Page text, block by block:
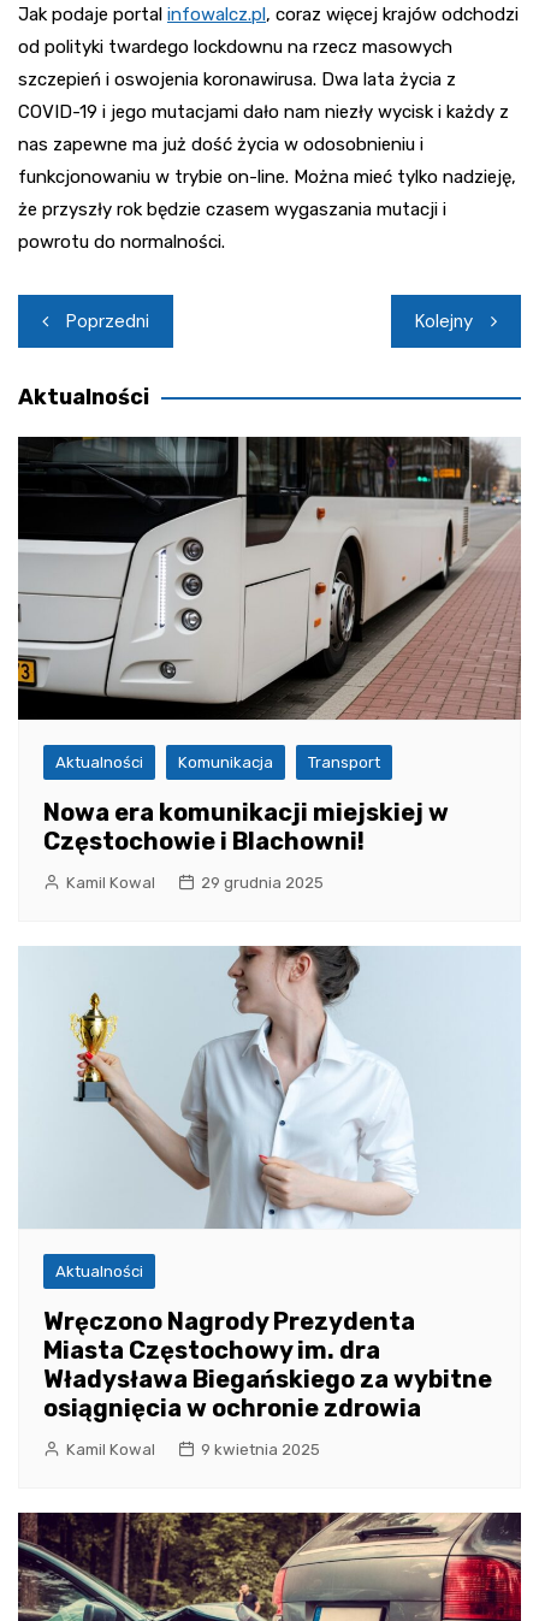
Jak podaje portal infowalcz.pl, coraz więcej krajów odchodzi
od polityki twardego lockdownu na rzecz masowych
szczepień i oswojenia koronawirusa. Dwa lata życia z
COVID-19 i jego mutacjami dało nam niezły wycisk i każdy z
nas zapewne ma już dość życia w odosobnieniu i
funkcjonowaniu w trybie on-line. Można mieć tylko nadzieję,
że przyszły rok będzie czasem wygaszania mutacji i
powrotu do normalności.
Nawigacja
wpisu
Poprzedni Kolejny
Aktualności
Aktualności Komunikacja Transport
Nowa era komunikacji miejskiej w
Częstochowie i Blachowni!
Kamil Kowal 29 grudnia 2025
Aktualności
Wręczono Nagrody Prezydenta
Miasta Częstochowy im. dra
Władysława Biegańskiego za wybitne
osiągnięcia w ochronie zdrowia
Kamil Kowal 9 kwietnia 2025